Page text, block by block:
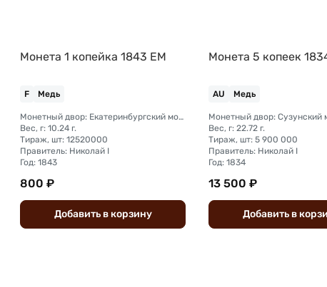
Монета 1 копейка 1843 ЕМ
F Медь
Монетный двор: Екатеринбургский монетный двор
Вес, г: 10.24 г.
Тираж, шт: 12520000
Правитель: Николай I
Год: 1843
800 ₽
Добавить вкорзину
Монета 5 копеек
AU Медь
Вес, г: 22.72 г.
Тираж, шт: 5 900 000
Правитель: Николай I
Год: 1834
13 500 ₽
Добавить в